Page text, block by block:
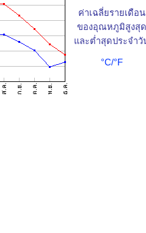
ค่าเฉลี่ยรายเดือน
ของอุณหภูมิสูงสุด
และต่ำสุดประจำวั
°C/°F